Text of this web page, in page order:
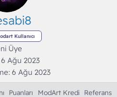
Kullanıcı
Üye
6 Ağu 2023
6 Ağu 2023
Puanları ModArt Kredi Referans